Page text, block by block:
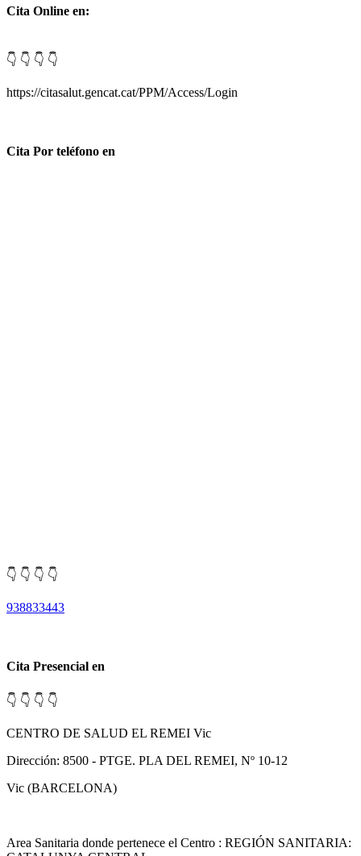
Cita Online en:
👇 👇 👇 👇
https://citasalut.gencat.cat/PPM/Access/Login
Cita Por teléfono en
👇 👇 👇 👇
938833443
Cita Presencial en
👇 👇 👇 👇
CENTRO DE SALUD EL REMEI Vic
Dirección: 8500 - PTGE. PLA DEL REMEI, Nº 10-12
Vic (BARCELONA)
Area Sanitaria donde pertenece el Centro : REGIÓN SANITARIA: